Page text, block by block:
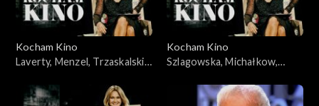
Kocham Kino
Laverty, Menzel, Trzaskalski,
Kocham Kino
Szlagowska, Michałkow,